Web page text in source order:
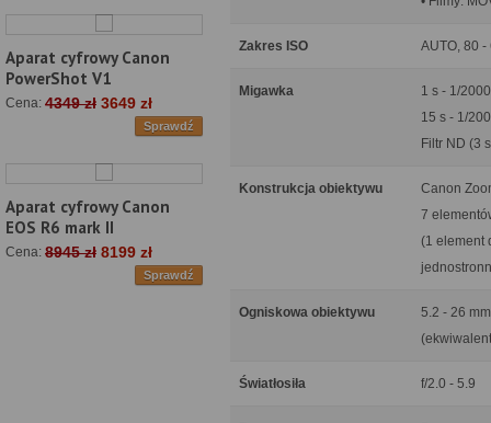
Aparat cyfrowy Canon
PowerShot V1
Cena: 4349 zł 3649 zł
Sprawdź
Aparat cyfrowy Canon
EOS R6 mark II
Cena: 8945 zł 8199 zł
Sprawdź
Zakres ISO AUTO, 80 -
Migawka
1 s - 1/
15 s - 1/
Filtr ND (3
Konstrukcja obiektywu
Canon
7
(1 element
Ogniskowa obiektywu
5.2 - 26 mm
Światłosiła f/2.0 - 5.9